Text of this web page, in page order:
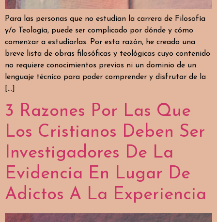
Para las personas que no estudian la carrera de Filosofía
y/o Teología, puede ser complicado por dónde y cómo
comenzar a estudiarlas. Por esta razón, he creado una
breve lista de obras filosóficas y teológicas cuyo contenido
no requiere conocimientos previos ni un dominio de un
lenguaje técnico para poder comprender y disfrutar de la
[…]
3 Razones Por Las Que
Los Cristianos Deben Ser
Investigadores De La
Evidencia En Lugar De
Adictos A La Experiencia